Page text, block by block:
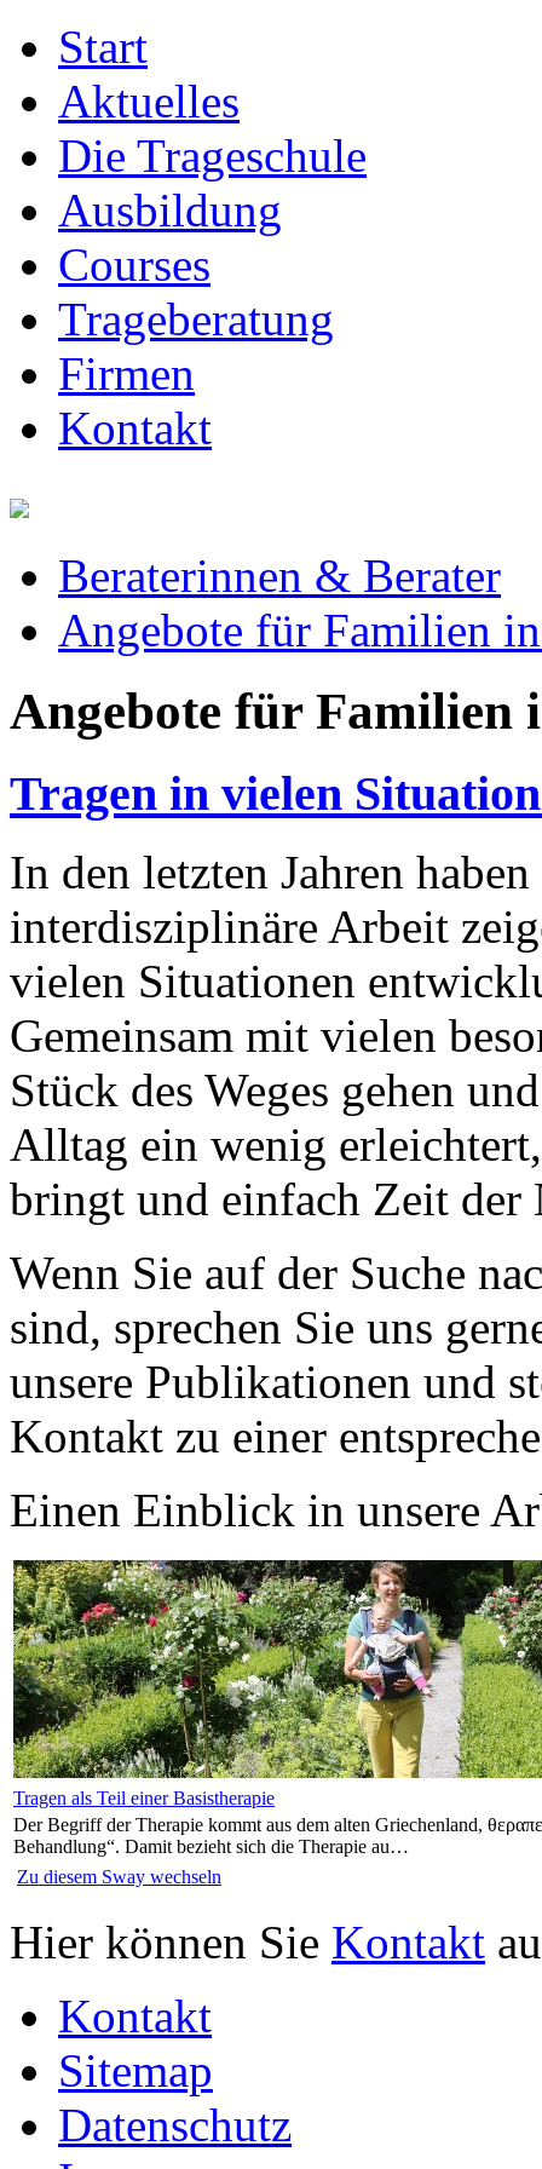
Start
Aktuelles
Die Trageschule
Ausbildung
Courses
Trageberatung
Firmen
Kontakt
Beraterinnen & Berater
Angebote für Familien
Angebote für Familien
Tragen in vielen
In den letzten Jahren
interdisziplinäre Arbeit
vielen Situationen
Gemeinsam mit vielen
Stück des Weges gehen
Alltag ein wenig
bringt und einfach Zeit der
Wenn Sie auf der Suche
sind, sprechen Sie uns
unsere Publikationen und
Kontakt zu einer
Einen Einblick in unsere
Tragen als Teil einer Basistherapie
Der Begriff der Therapie kommt aus dem alten Griechenland,
Behandlung“. Damit bezieht sich die Therapie au…
Zu diesem Sway wechseln
Hier können Sie Kontakt
Kontakt
Sitemap
Datenschutz